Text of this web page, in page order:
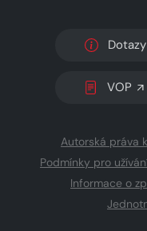
Dotazy
VOP
Autorská práva
Podmínky pro
Informace o